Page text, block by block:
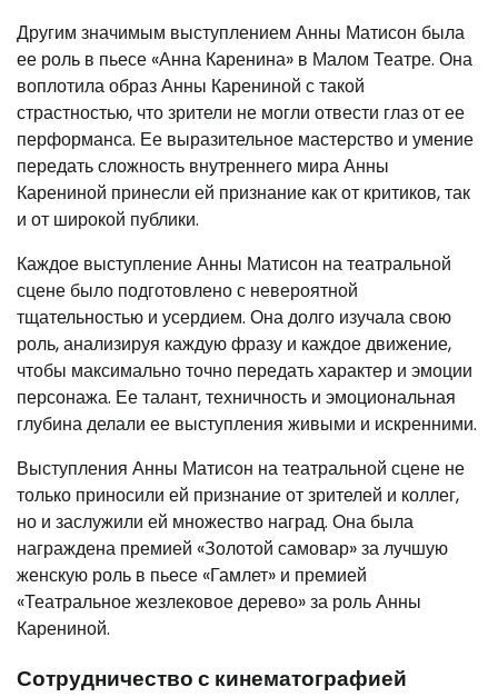
Другим значимым выступлением Анны Матисон была
ее роль в пьесе «Анна Каренина» в Малом Театре. Она
воплотила образ Анны Карениной с такой
страстностью, что зрители не могли отвести глаз от ее
перформанса. Ее выразительное мастерство и умение
передать сложность внутреннего мира Анны
Карениной принесли ей признание как от критиков, так
и от широкой публики.
Каждое выступление Анны Матисон на театральной
сцене было подготовлено с невероятной
тщательностью и усердием. Она долго изучала свою
роль, анализируя каждую фразу и каждое движение,
чтобы максимально точно передать характер и эмоции
персонажа. Ее талант, техничность и эмоциональная
глубина делали ее выступления живыми и искренними.
Выступления Анны Матисон на театральной сцене не
только приносили ей признание от зрителей и коллег,
но и заслужили ей множество наград. Она была
награждена премией «Золотой самовар» за лучшую
женскую роль в пьесе «Гамлет» и премией
«Театральное жезлековое дерево» за роль Анны
Карениной.
Сотрудничество с кинематографией